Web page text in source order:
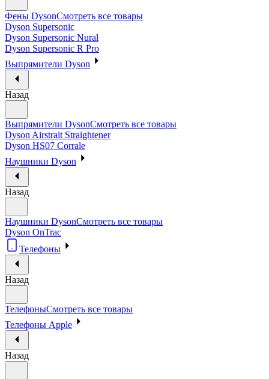
Фены DysonСмотреть все товары
Dyson Supersonic
Dyson Supersonic Nural
Dyson Supersonic R Pro
Выпрямители Dyson
Назад
Выпрямители DysonСмотреть все товары
Dyson Airstrait Straightener
Dyson HS07 Corrale
Наушники Dyson
Назад
Наушники DysonСмотреть все товары
Dyson OnTrac
Телефоны
Назад
ТелефоныСмотреть все товары
Телефоны Apple
Назад